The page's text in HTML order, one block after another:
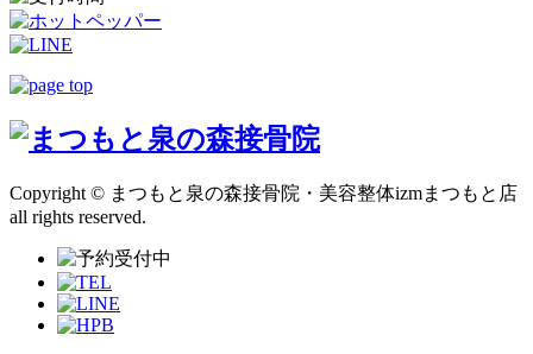
Copyright © まつもと泉の森接骨院・美容整体izmまつもと店
all rights reserved.